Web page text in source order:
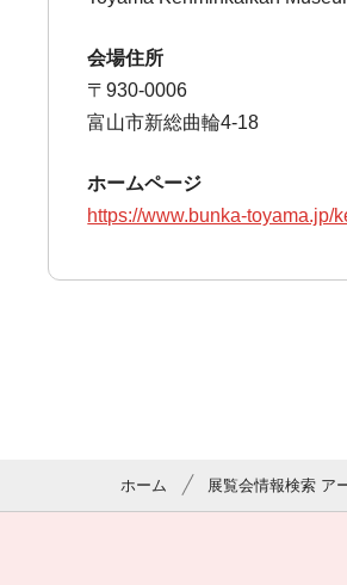
会場住所
〒930-0006
富山市新総曲輪4-18
ホームページ
https://www.bunka-toyama.jp/
ホーム 展覧会情報検索 ア